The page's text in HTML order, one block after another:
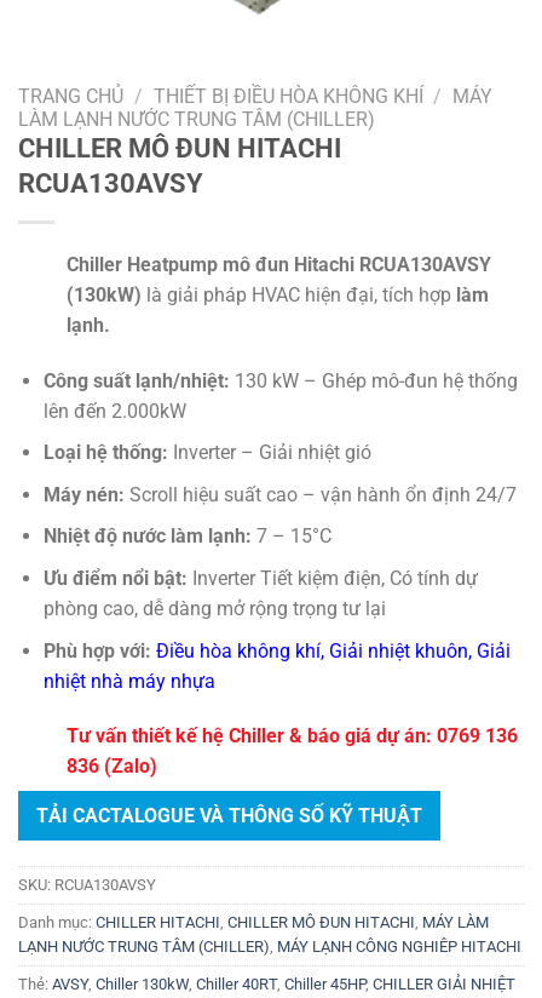
TRANG CHỦ / THIẾT BỊ ĐIỀU HÒA KHÔNG KHÍ / MÁY
LÀM LẠNH NƯỚC TRUNG TÂM (CHILLER)
CHILLER MÔ ĐUN HITACHI
RCUA130AVSY
Chiller Heatpump mô đun Hitachi RCUA130AVSY
(130kW) là giải pháp HVAC hiện đại, tích hợp làm
lạnh.
Công suất lạnh/nhiệt: 130 kW – Ghép mô-đun hệ thống
lên đến 2.000kW
Loại hệ thống: Inverter – Giải nhiệt gió
Máy nén: Scroll hiệu suất cao – vận hành ổn định 24/7
Nhiệt độ nước làm lạnh: 7 – 15°C
Ưu điểm nổi bật: Inverter Tiết kiệm điện, Có tính dự
phòng cao, dễ dàng mở rộng trọng tư lại
Phù hợp với: Điều hòa không khí, Giải nhiệt khuôn, Giải
nhiệt nhà máy nhựa
Tư vấn thiết kế hệ Chiller & báo giá dự án: 0769 136
836 (Zalo)
TẢI CACTALOGUE VÀ THÔNG SỐ KỸ THUẬT
SKU: RCUA130AVSY
Danh mục: CHILLER HITACHI, CHILLER MÔ ĐUN HITACHI, MÁY LÀM
LẠNH NƯỚC TRUNG TÂM (CHILLER), MÁY LẠNH CÔNG NGHIÊP HITACHI
Thẻ: AVSY, Chiller 130kW, Chiller 40RT, Chiller 45HP, CHILLER GIẢI NHIỆT